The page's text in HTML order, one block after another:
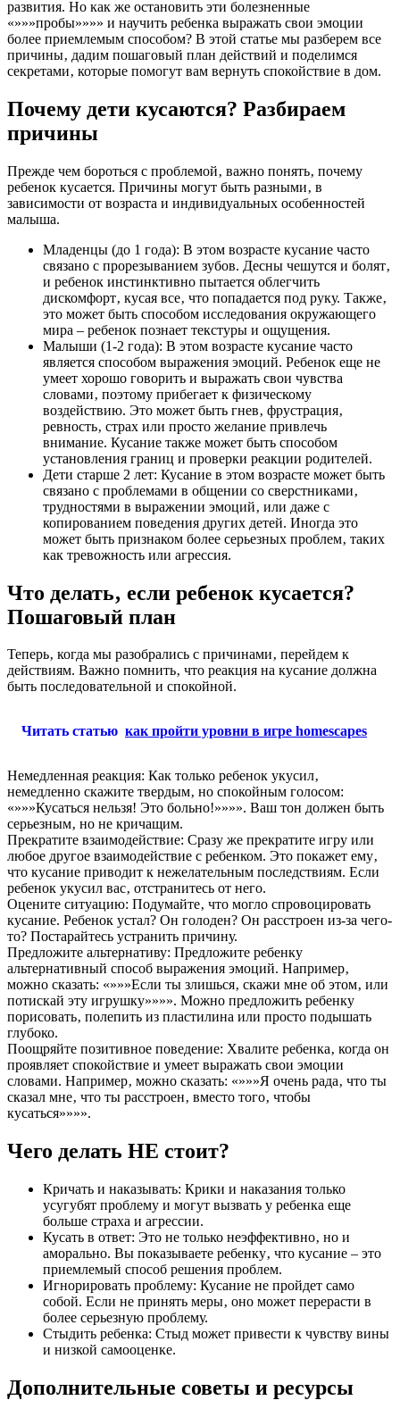
развития. Но как же остановить эти болезненные
«»»»пробы»»»» и научить ребенка выражать свои эмоции
более приемлемым способом? В этой статье мы разберем все
причины‚ дадим пошаговый план действий и поделимся
секретами‚ которые помогут вам вернуть спокойствие в дом.
Почему дети кусаются? Разбираем
причины
Прежде чем бороться с проблемой‚ важно понять‚ почему
ребенок кусается. Причины могут быть разными‚ в
зависимости от возраста и индивидуальных особенностей
малыша.
Младенцы (до 1 года): В этом возрасте кусание часто
связано с прорезыванием зубов. Десны чешутся и болят‚
и ребенок инстинктивно пытается облегчить
дискомфорт‚ кусая все‚ что попадается под руку. Также‚
это может быть способом исследования окружающего
мира – ребенок познает текстуры и ощущения.
Малыши (1-2 года): В этом возрасте кусание часто
является способом выражения эмоций. Ребенок еще не
умеет хорошо говорить и выражать свои чувства
словами‚ поэтому прибегает к физическому
воздействию. Это может быть гнев‚ фрустрация‚
ревность‚ страх или просто желание привлечь
внимание. Кусание также может быть способом
установления границ и проверки реакции родителей.
Дети старше 2 лет: Кусание в этом возрасте может быть
связано с проблемами в общении со сверстниками‚
трудностями в выражении эмоций‚ или даже с
копированием поведения других детей. Иногда это
может быть признаком более серьезных проблем‚ таких
как тревожность или агрессия.
Что делать‚ если ребенок кусается?
Пошаговый план
Теперь‚ когда мы разобрались с причинами‚ перейдем к
действиям. Важно помнить‚ что реакция на кусание должна
быть последовательной и спокойной.
Читать статью как пройти уровни в игре homescapes
Немедленная реакция: Как только ребенок укусил‚
немедленно скажите твердым‚ но спокойным голосом:
«»»»Кусаться нельзя! Это больно!»»»». Ваш тон должен быть
серьезным‚ но не кричащим.
Прекратите взаимодействие: Сразу же прекратите игру или
любое другое взаимодействие с ребенком. Это покажет ему‚
что кусание приводит к нежелательным последствиям. Если
ребенок укусил вас‚ отстранитесь от него.
Оцените ситуацию: Подумайте‚ что могло спровоцировать
кусание. Ребенок устал? Он голоден? Он расстроен из-за чего-
то? Постарайтесь устранить причину.
Предложите альтернативу: Предложите ребенку
альтернативный способ выражения эмоций. Например‚
можно сказать: «»»»Если ты злишься‚ скажи мне об этом‚ или
потискай эту игрушку»»»». Можно предложить ребенку
порисовать‚ полепить из пластилина или просто подышать
глубоко.
Поощряйте позитивное поведение: Хвалите ребенка‚ когда он
проявляет спокойствие и умеет выражать свои эмоции
словами. Например‚ можно сказать: «»»»Я очень рада‚ что ты
сказал мне‚ что ты расстроен‚ вместо того‚ чтобы
кусаться»»»».
Чего делать НЕ стоит?
Кричать и наказывать: Крики и наказания только
усугубят проблему и могут вызвать у ребенка еще
больше страха и агрессии.
Кусать в ответ: Это не только неэффективно‚ но и
аморально. Вы показываете ребенку‚ что кусание – это
приемлемый способ решения проблем.
Игнорировать проблему: Кусание не пройдет само
собой. Если не принять меры‚ оно может перерасти в
более серьезную проблему.
Стыдить ребенка: Стыд может привести к чувству вины
и низкой самооценке.
Дополнительные советы и ресурсы